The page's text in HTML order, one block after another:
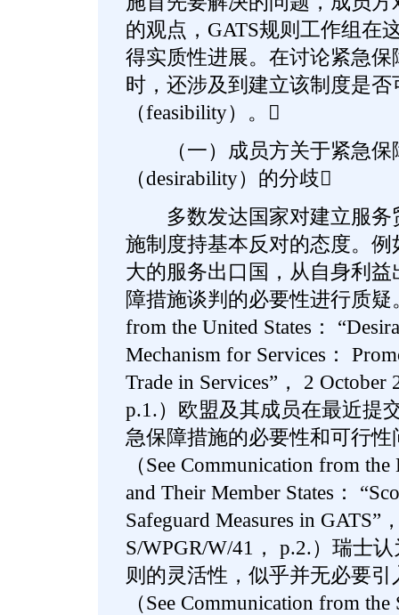
的观点，GATS规则工作组在
得实质性进展。在讨论紧急
时，还涉及到建立该制度是否
（feasibility）。
（一）成员方关于紧急保
（desirability）的分歧
多数发达国家对建立服务
施制度持基本反对的态度。
大的服务出口国，从自身利
障措施谈判的必要性进行质疑
from the United States：
Mechanism for Services：
Trade in Services”， 2
p.1.）欧盟及其成员在最近提
急保障措施的必要性和可行
（See Communication from
and Their Member States：
Safeguard Measures in GATS”
S/WPGR/W/41， p.2.）瑞士
则的灵活性，似乎并无必要
（See Communication from